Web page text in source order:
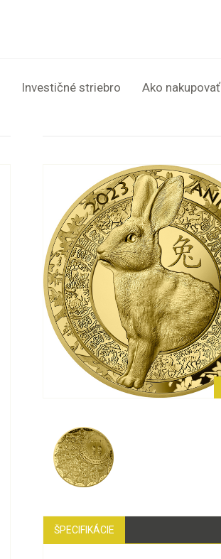
Investičné striebro Ako nakupovať
ŠPECIFIKÁCIE